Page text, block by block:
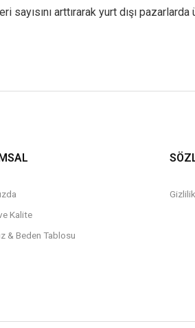
sayısını arttırarak yurt dışı
Kalite
& Beden Tablosu